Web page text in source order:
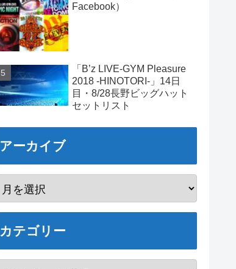
Facebook）
「B’z LIVE-GYM Pleasure
2018 -HINOTORI-」14日
目・8/28長野ビッグハット
セットリスト
アーカイブ
カテゴリー